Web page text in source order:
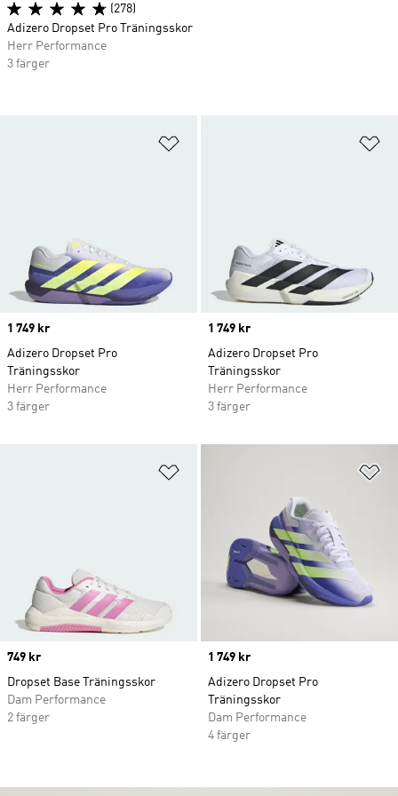
Price
1 749 kr
Adizero Dropset Pro
Träningsskor
Herr Performance
3 färger
Price
1 749 kr
Adizero Dropset Pro
Träningsskor
Herr Performance
3 färger
Price
749 kr
Dropset Base Träningsskor
Dam Performance
2 färger
Price
1 749 kr
Adizero Dropset Pro
Träningsskor
Dam Performance
4 färger
(278)
Adizero Dropset Pro Träningsskor
Herr Performance
3 färger